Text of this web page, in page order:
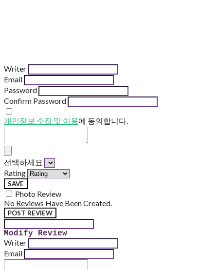
Writer
Email
Password
Confirm Password
개인정보 수집 및 이용에 동의합니다.
선택하세요
Rating
SAVE
Photo Review
No Reviews Have Been Created.
POST REVIEW
Modify Review
Writer
Email